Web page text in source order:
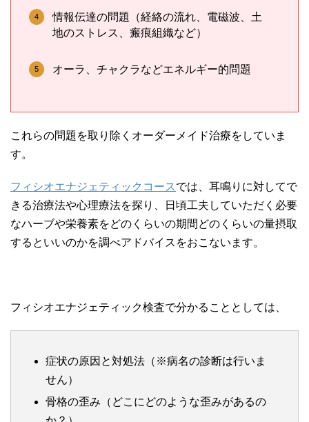
情報伝達の問題（経絡の流れ、電磁波、土
地のストレス、瘢痕組織など）
オーラ、チャクラなどエネルギー的問題
これらの問題を取り除くオーダーメイド治療をしていま
す。
フィシオエナジェティックコース では、耳鳴りに対してで
きる治療法や心理療法を探り、日頃工夫していただく必要
なハーブや栄養素をどのくらいの期間どのくらいの量摂取
するといいのかを調べアドバイスをおこないます。
フィシオエナジェティック検査で分かることとしては、
症状の原因と対処法（※病名の診断は行いま
せん）
骨格の歪み（どこにどのような歪みがあるの